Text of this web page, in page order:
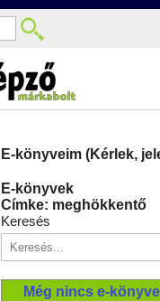
E-könyveim (Kérlek,
E-könyvek
Címke: meghökkentő
Keresés
Még nincs e-